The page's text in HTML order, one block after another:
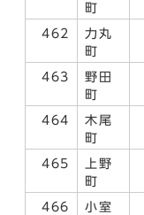
町
462
力丸
町
463
野田
町
464
木尾
町
465
上野
町
466
小室